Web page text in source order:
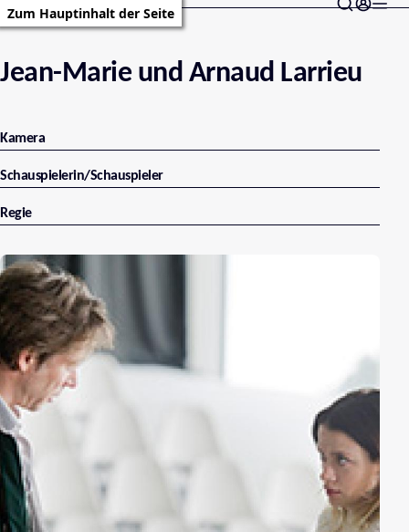
Zum Hauptinhalt der Seite
Jean-Marie und Arnaud Larrieu
Kamera
Schauspielerin/Schauspieler
Regie